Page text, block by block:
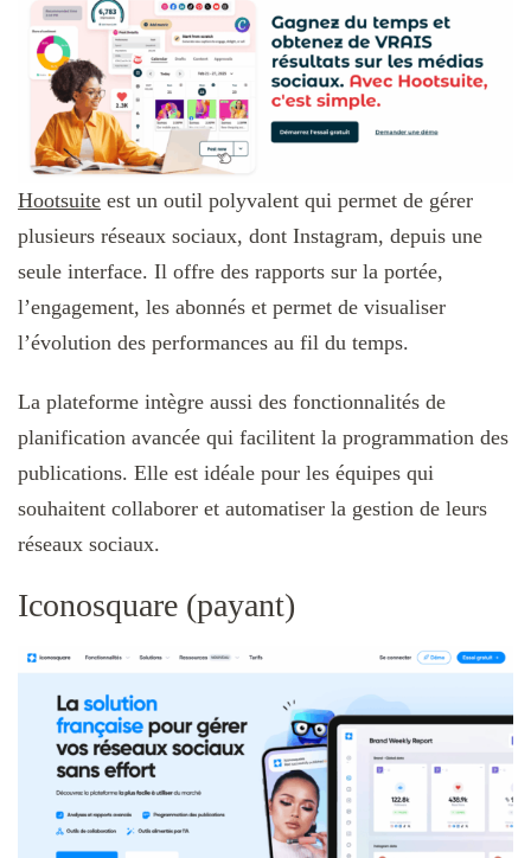
Hootsuite est un outil polyvalent qui permet de gérer
plusieurs réseaux sociaux, dont Instagram, depuis une
seule interface. Il offre des rapports sur la portée,
l’engagement, les abonnés et permet de visualiser
l’évolution des performances au fil du temps.
La plateforme intègre aussi des fonctionnalités de
planification avancée qui facilitent la programmation des
publications. Elle est idéale pour les équipes qui
souhaitent collaborer et automatiser la gestion de leurs
réseaux sociaux.
Iconosquare (payant)